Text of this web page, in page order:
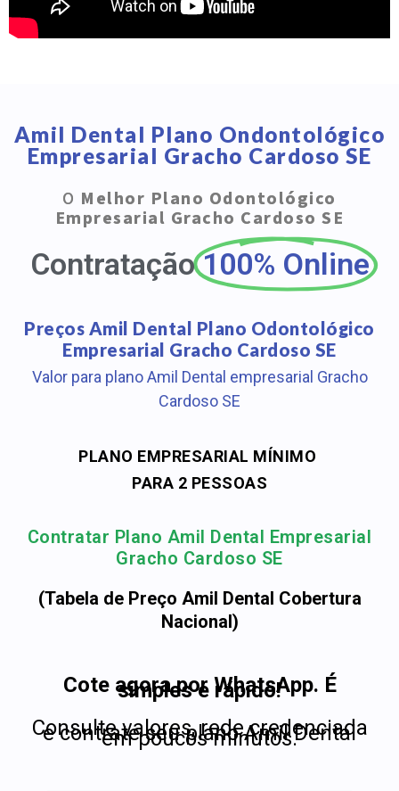
Amil Dental Plano Ondontológico
Empresarial Gracho Cardoso SE
O Melhor Plano Odontológico
Empresarial Gracho Cardoso SE
Contratação 100% Online
Preços Amil Dental Plano Odontológico
Empresarial Gracho Cardoso SE
Valor para plano Amil Dental empresarial Gracho
Cardoso SE
PLANO EMPRESARIAL MÍNIMO
PARA 2 PESSOAS
Contratar Plano Amil Dental Empresarial
Gracho Cardoso SE
(Tabela de Preço Amil Dental Cobertura
Nacional)
Cote agora por WhatsApp. É
simples e rápido!
Consulte valores, rede credenciada
e contrate seu plano Amil Dental
em poucos minutos.